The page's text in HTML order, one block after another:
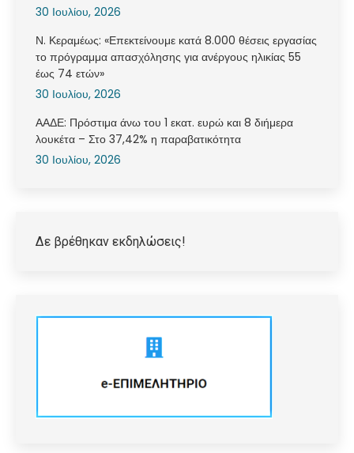
30 Ιουλίου, 2026
Ν. Κεραμέως: «Επεκτείνουμε κατά 8.000 θέσεις εργασίας
το πρόγραμμα απασχόλησης για ανέργους ηλικίας 55
έως 74 ετών»
30 Ιουλίου, 2026
ΑΑΔΕ: Πρόστιμα άνω του 1 εκατ. ευρώ και 8 διήμερα
λουκέτα – Στο 37,42% η παραβατικότητα
30 Ιουλίου, 2026
Δε βρέθηκαν εκδηλώσεις!